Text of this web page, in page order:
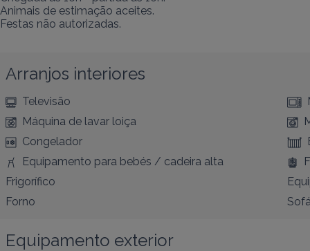
Animais de estimação aceites.
Festas não autorizadas.
Arranjos interiores
Televisão
Máquina de lavar loiça
Congelador
Equipamento para bebés / cadeira alta
Frigorífico
Forno
Equipamento exterior